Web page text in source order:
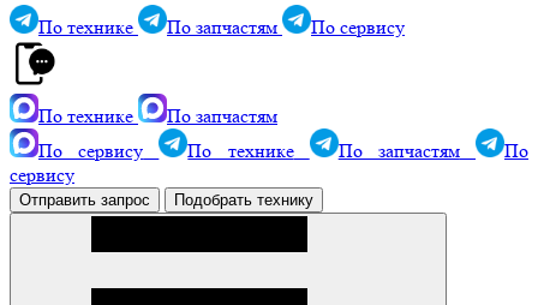
По технике По запчастям По сервису
По технике
По запчастям
По сервису
По технике По запчастям
По
сервису
Отправить запрос Подобрать технику